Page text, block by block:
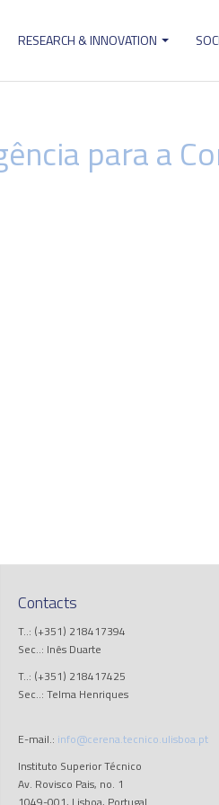
RESEARCH & INNOVATION
para a
Contacts
T..: (+351) 218417394
Sec..: Inês Duarte
T..: (+351) 218417425
Sec..: Telma Henriques
E-mail.: info@cerena.tecnico.ulisboa.pt
Instituto Superior Técnico
Av. Rovisco Pais, no. 1
1049-001, Lisboa, Portugal